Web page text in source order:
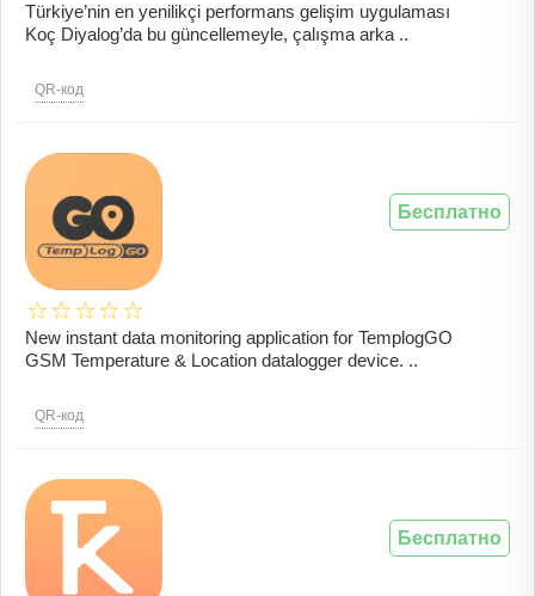
Türkiye’nin en yenilikçi performans gelişim uygulaması
Koç Diyalog’da bu güncellemeyle, çalışma arka ..
QR-код
New instant data monitoring application for TemplogGO
GSM Temperature & Location datalogger device. ..
QR-код
Бесплатно
Бесплатно